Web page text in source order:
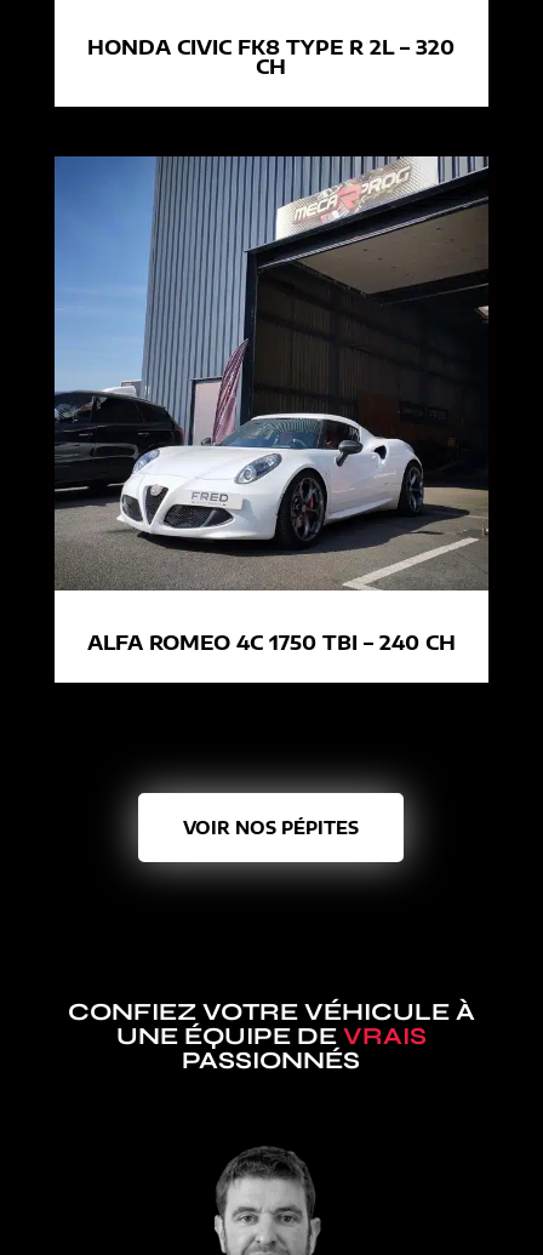
HONDA CIVIC FK8 TYPE R 2L – 320
CH
ALFA ROMEO 4C 1750 TBI – 240 CH
VOIR NOS PÉPITES
CONFIEZ VOTRE VÉHICULE À
UNE ÉQUIPE DE VRAIS
PASSIONNÉS